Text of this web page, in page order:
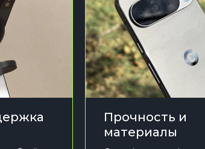
Прочность и
материалы